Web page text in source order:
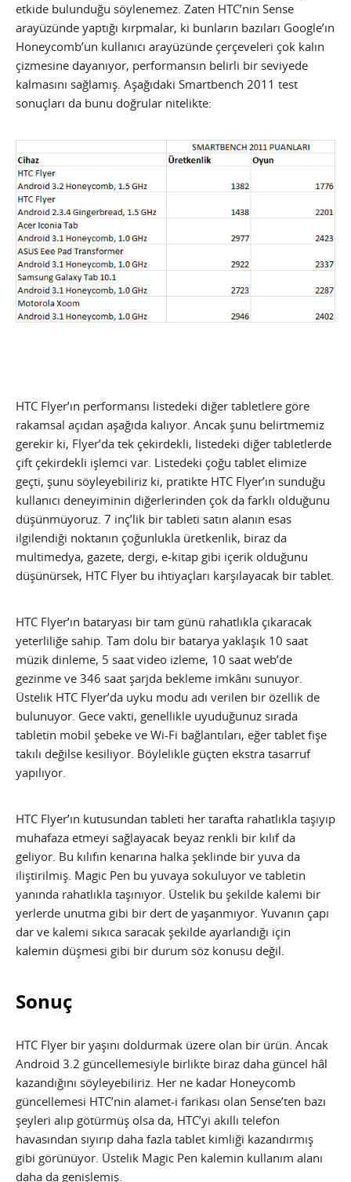
etkide bulunduğu söylenemez. Zaten HTC’nin Sense
arayüzünde yaptığı kırpmalar, ki bunların bazıları Google’ın
Honeycomb’un kullanıcı arayüzünde çerçeveleri çok kalın
çizmesine dayanıyor, performansın belirli bir seviyede
kalmasını sağlamış. Aşağıdaki Smartbench 2011 test
sonuçları da bunu doğrular nitelikte:
HTC Flyer’ın performansı listedeki diğer tabletlere göre
rakamsal açıdan aşağıda kalıyor. Ancak şunu belirtmemiz
gerekir ki, Flyer’da tek çekirdekli, listedeki diğer tabletlerde
çift çekirdekli işlemci var. Listedeki çoğu tablet elimize
geçti, şunu söyleyebiliriz ki, pratikte HTC Flyer’ın sunduğu
kullanıcı deneyiminin diğerlerinden çok da farklı olduğunu
düşünmüyoruz. 7 inç’lik bir tableti satın alanın esas
ilgilendiği noktanın çoğunlukla üretkenlik, biraz da
multimedya, gazete, dergi, e-kitap gibi içerik olduğunu
düşünürsek, HTC Flyer bu ihtiyaçları karşılayacak bir tablet.
HTC Flyer’ın bataryası bir tam günü rahatlıkla çıkaracak
yeterliliğe sahip. Tam dolu bir batarya yaklaşık 10 saat
müzik dinleme, 5 saat video izleme, 10 saat web’de
gezinme ve 346 saat şarjda bekleme imkânı sunuyor.
Üstelik HTC Flyer’da uyku modu adı verilen bir özellik de
bulunuyor. Gece vakti, genellikle uyuduğunuz sırada
tabletin mobil şebeke ve Wi-Fi bağlantıları, eğer tablet fişe
takılı değilse kesiliyor. Böylelikle güçten ekstra tasarruf
yapılıyor.
HTC Flyer’ın kutusundan tableti her tarafta rahatlıkla taşıyıp
muhafaza etmeyi sağlayacak beyaz renkli bir kılıf da
geliyor. Bu kılıfın kenarına halka şeklinde bir yuva da
iliştirilmiş. Magic Pen bu yuvaya sokuluyor ve tabletin
yanında rahatlıkla taşınıyor. Üstelik bu şekilde kalemi bir
yerlerde unutma gibi bir dert de yaşanmıyor. Yuvanın çapı
dar ve kalemi sıkıca saracak şekilde ayarlandığı için
kalemin düşmesi gibi bir durum söz konusu değil.
Sonuç
HTC Flyer bir yaşını doldurmak üzere olan bir ürün. Ancak
Android 3.2 güncellemesiyle birlikte biraz daha güncel hâl
kazandığını söyleyebiliriz. Her ne kadar Honeycomb
güncellemesi HTC’nin alamet-i farikası olan Sense’ten bazı
şeyleri alıp götürmüş olsa da, HTC’yi akıllı telefon
havasından sıyırıp daha fazla tablet kimliği kazandırmış
gibi görünüyor. Üstelik Magic Pen kalemin kullanım alanı
daha da genişlemiş.